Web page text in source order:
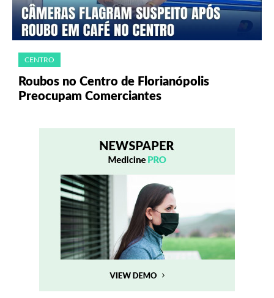
CENTRO
Roubos no Centro de Florianópolis
Preocupam Comerciantes